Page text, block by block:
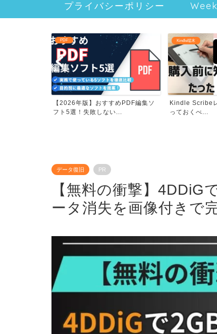
プライバシーポリシー
PDF
【2026年版】おすすめPDF編集ソ
フト5選！失敗しない...
Kindle端末
Kindle Scribe
っておくべ...
データ復旧 PR
【無料の衝撃】4DDiG
ータ消失を画像付きで